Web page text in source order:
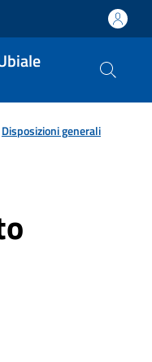
Disposizioni generali